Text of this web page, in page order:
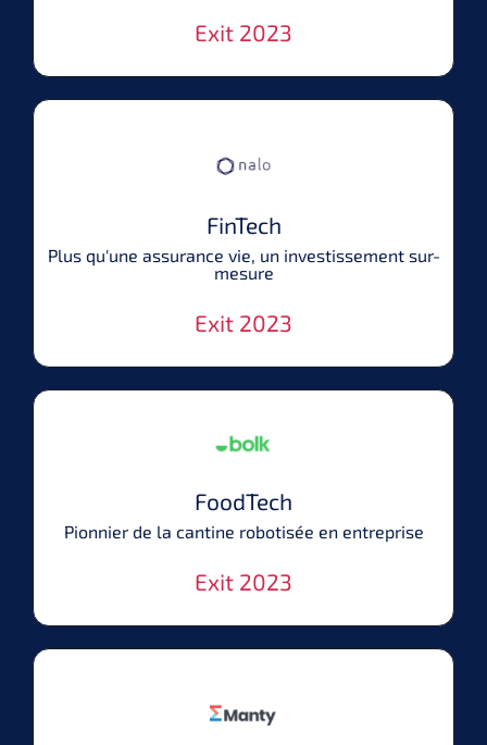
Exit 2023
FinTech
Plus qu'une assurance vie, un investissement sur-
mesure
Exit 2023
FoodTech
Pionnier de la cantine robotisée en entreprise
Exit 2023